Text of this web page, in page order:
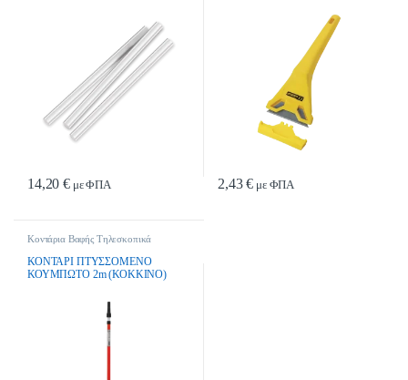
14,20€ με ΦΠΑ 2,43€ με ΦΠΑ
Κοντάρια Βαφής Τηλεσκοπικά
ΚΟΝΤΑΡΙ ΠΤΥΣΣΟΜΕΝΟ
ΚΟΥΜΠΩΤΟ 2m (ΚΟΚΚΙΝΟ)